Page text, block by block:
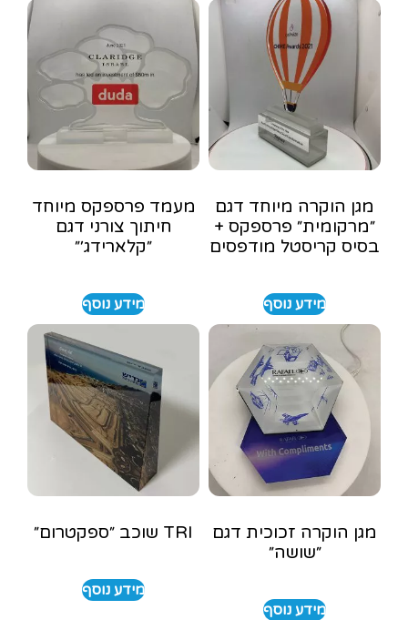
מגן הוקרה מיוחד דגם
״מרקומית״ פרספקס +
בסיס קריסטל מודפסים
מידע נוסף
מעמד פרספקס מיוחד
חיתוך צורני דגם
״קלארידג׳״
מידע נוסף
מגן הוקרה זכוכית דגם
״שושה״
מידע נוסף
TRI שוכב ״ספקטרום״
מידע נוסף